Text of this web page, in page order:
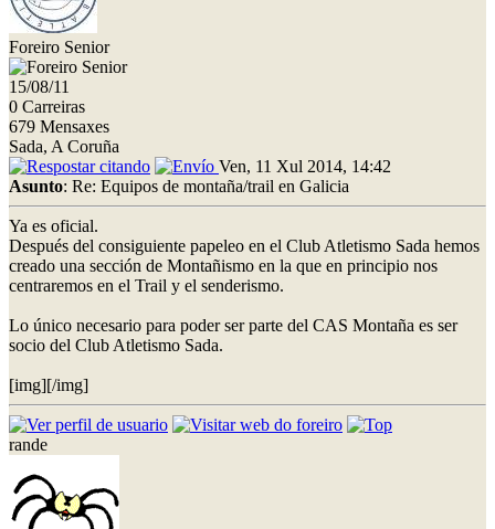
Foreiro Senior
15/08/11
0 Carreiras
679 Mensaxes
Sada, A Coruña
Ven, 11 Xul 2014, 14:42
Asunto: Re: Equipos de montaña/trail en Galicia
Ya es oficial.
Después del consiguiente papeleo en el Club Atletismo Sada hemos
creado una sección de Montañismo en la que en principio nos
centraremos en el Trail y el senderismo.
Lo único necesario para poder ser parte del CAS Montaña es ser
socio del Club Atletismo Sada.
[img][/img]
rande